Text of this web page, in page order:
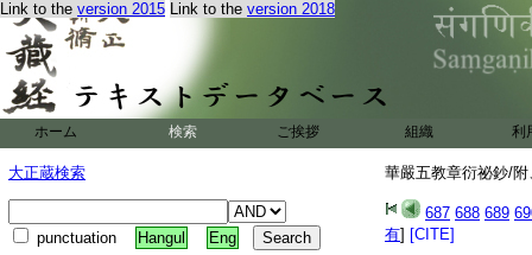
Link to the version 2015 Link to the version 2018
ホーム 検索 ご挨拶 組織 利
大正蔵検索
punctuation Hangul Eng
華嚴五教章衍祕鈔/
687 688 689
有] [CITE]
於終教中論之。何
賢首。其喙全不相
是亦不允。注疏改
起信爲圓之義。何
如經説言
悉有
有情悉皆成佛。義
十六上
之文。匡眞問答評
云云。寂曰。演義